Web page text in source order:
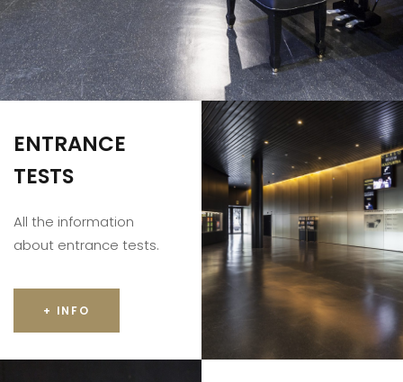
ENTRANCE
TESTS
All the information
about entrance tests.
+ INFO